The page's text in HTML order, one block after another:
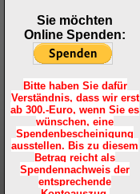
Sie möchten
Online Spenden:
Bitte haben Sie dafür
Verständnis, dass wir erst
ab 300.-Euro, wenn Sie es
wünschen, eine
Spendenbescheinigung
ausstellen. Bis zu diesem
Betrag reicht als
Spendennachweis der
entsprechende